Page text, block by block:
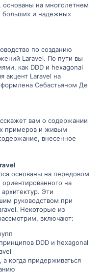
основаны на многолетнем
больших и надежных
по созданию
Laravel. По пути вы
как DDD и hexagonal
акцент Laravel на
Себастьяном Де
вам о содержании
примеров и живым
внесенное
основаны на передовом
на
Эти
руководством при
Некоторые из
включают:
DDD и hexagonal
а когда придерживаться